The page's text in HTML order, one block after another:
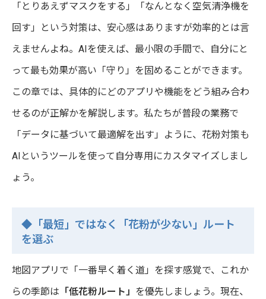
「とりあえずマスクをする」「なんとなく空気清浄機を
回す」という対策は、安心感はありますが効率的とは言
えませんよね。AIを使えば、最小限の手間で、自分にと
って最も効果が高い「守り」を固めることができます。
この章では、具体的にどのアプリや機能をどう組み合わ
せるのが正解かを解説します。私たちが普段の業務で
「データに基づいて最適解を出す」ように、花粉対策も
AIというツールを使って自分専用にカスタマイズしまし
ょう。
◆「最短」ではなく「花粉が少ない」ルート
を選ぶ
地図アプリで「一番早く着く道」を探す感覚で、これか
らの季節は 「低花粉ルート」 を優先しましょう。現在、